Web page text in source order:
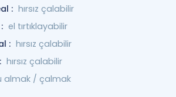
: hırsız çalabilir
el tırtıklayabilir
: hırsız çalabilir
hırsız çalabilir
almak / çalmak